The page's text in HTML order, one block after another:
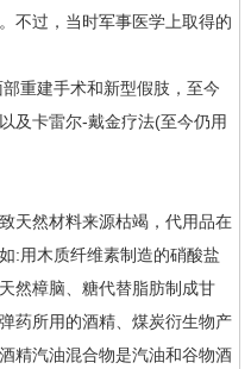
不过，当时军事医学上取得的
重建手术和新型假肢，至今
及卡雷尔-戴金疗法(至今仍用
天然材料来源枯竭，代用品在
:用木质纤维素制造的硝酸盐
然樟脑、糖代替脂肪制成甘
药所用的酒精、煤炭衍生物产
精汽油混合物是汽油和谷物酒